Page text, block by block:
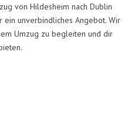
von Hildesheim nach Dublin
ein unverbindliches Angebot. Wir
Umzug zu begleiten und dir